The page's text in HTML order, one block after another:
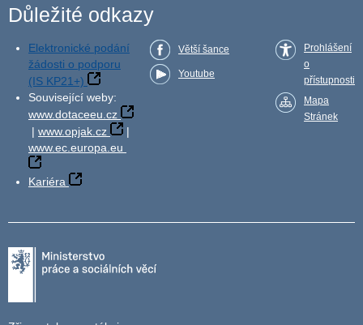
Důležité odkazy
Elektronické podání
žádosti o podporu
(IS KP21+)
Související weby:
www.dotaceeu.cz
| www.opjak.cz
|
www.ec.europa.eu
Kariéra
Větší šance
Youtube
Prohlášení
o
přístupnosti
Mapa
Stránek